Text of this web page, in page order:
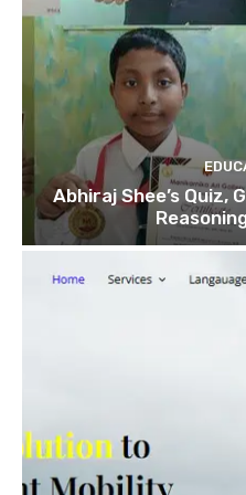
Abhiraj Shee’s Quiz,